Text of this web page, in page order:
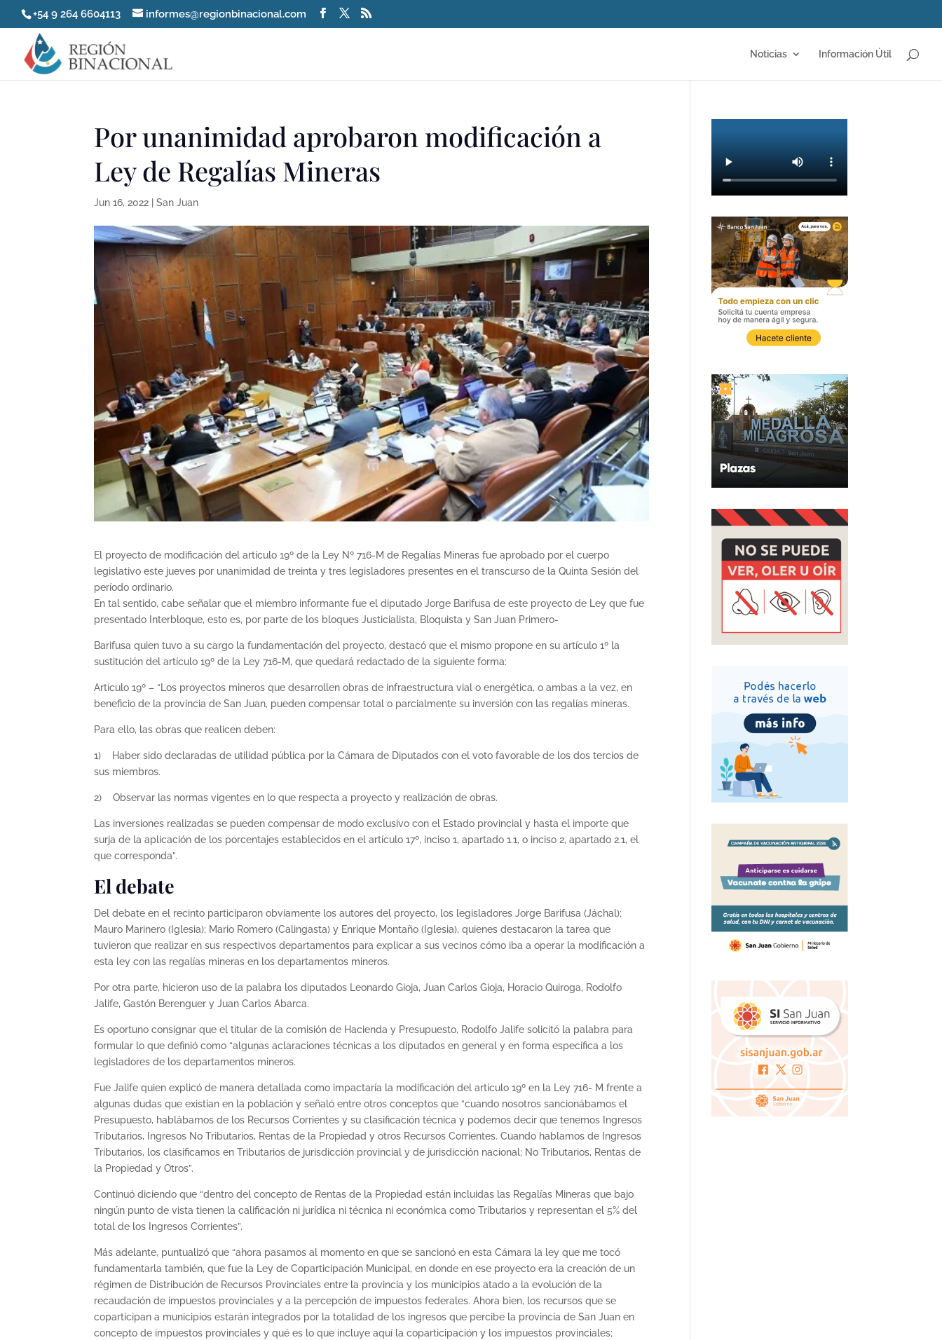
+54 9 264 6604113 informes@regionbinacional.com
Noticias Información Útil
Por unanimidad aprobaron modificación a
Ley de Regalías Mineras
Jun 16, 2022 |San Juan
El proyecto de modificación del artículo 19º de la Ley Nº 716-M de Regalías Mineras fue aprobado por el cuerpo
legislativo este jueves por unanimidad de treinta y tres legisladores presentes en el transcurso de la Quinta Sesión del
período ordinario.
En tal sentido, cabe señalar que el miembro informante fue el diputado Jorge Barifusa de este proyecto de Ley que fue
presentado Interbloque, esto es, por parte de los bloques Justicialista, Bloquista y San Juan Primero-
Barifusa quien tuvo a su cargo la fundamentación del proyecto, destacó que el mismo propone en su artículo 1º la
sustitución del artículo 19º de la Ley 716-M, que quedará redactado de la siguiente forma:
Artículo 19º – “Los proyectos mineros que desarrollen obras de infraestructura vial o energética, o ambas a la vez, en
beneficio de la provincia de San Juan, pueden compensar total o parcialmente su inversión con las regalías mineras.
Para ello, las obras que realicen deben:
1) Haber sido declaradas de utilidad pública por la Cámara de Diputados con el voto favorable de los dos tercios de
sus miembros.
2) Observar las normas vigentes en lo que respecta a proyecto y realización de obras.
Las inversiones realizadas se pueden compensar de modo exclusivo con el Estado provincial y hasta el importe que
surja de la aplicación de los porcentajes establecidos en el artículo 17º, inciso 1, apartado 1.1, o inciso 2, apartado 2.1, el
que corresponda”.
El debate
Del debate en el recinto participaron obviamente los autores del proyecto, los legisladores Jorge Barifusa (Jáchal);
Mauro Marinero (Iglesia); Mario Romero (Calingasta) y Enrique Montaño (Iglesia), quienes destacaron la tarea que
tuvieron que realizar en sus respectivos departamentos para explicar a sus vecinos cómo iba a operar la modificación a
esta ley con las regalías mineras en los departamentos mineros.
Por otra parte, hicieron uso de la palabra los diputados Leonardo Gioja, Juan Carlos Gioja, Horacio Quiroga, Rodolfo
Jalife, Gastón Berenguer y Juan Carlos Abarca.
Es oportuno consignar que el titular de la comisión de Hacienda y Presupuesto, Rodolfo Jalife solicitó la palabra para
formular lo que definió como “algunas aclaraciones técnicas a los diputados en general y en forma específica a los
legisladores de los departamentos mineros.
Fue Jalife quien explicó de manera detallada como impactaría la modificación del artículo 19º en la Ley 716- M frente a
algunas dudas que existían en la población y señaló entre otros conceptos que “cuando nosotros sancionábamos el
Presupuesto, hablábamos de los Recursos Corrientes y su clasificación técnica y podemos decir que tenemos Ingresos
Tributarios, Ingresos No Tributarios, Rentas de la Propiedad y otros Recursos Corrientes. Cuando hablamos de Ingresos
Tributarios, los clasificamos en Tributarios de jurisdicción provincial y de jurisdicción nacional; No Tributarios, Rentas de
la Propiedad y Otros”.
Continuó diciendo que “dentro del concepto de Rentas de la Propiedad están incluidas las Regalías Mineras que bajo
ningún punto de vista tienen la calificación ni jurídica ni técnica ni económica como Tributarios y representan el 5% del
total de los Ingresos Corrientes”.
Más adelante, puntualizó que “ahora pasamos al momento en que se sancionó en esta Cámara la ley que me tocó
fundamentarla también, que fue la Ley de Coparticipación Municipal, en donde en ese proyecto era la creación de un
régimen de Distribución de Recursos Provinciales entre la provincia y los municipios atado a la evolución de la
recaudación de impuestos provinciales y a la percepción de impuestos federales. Ahora bien, los recursos que se
coparticipan a municipios estarán integrados por la totalidad de los ingresos que percibe la provincia de San Juan en
concepto de impuestos provinciales y qué es lo que incluye aquí la coparticipación y los impuestos provinciales;